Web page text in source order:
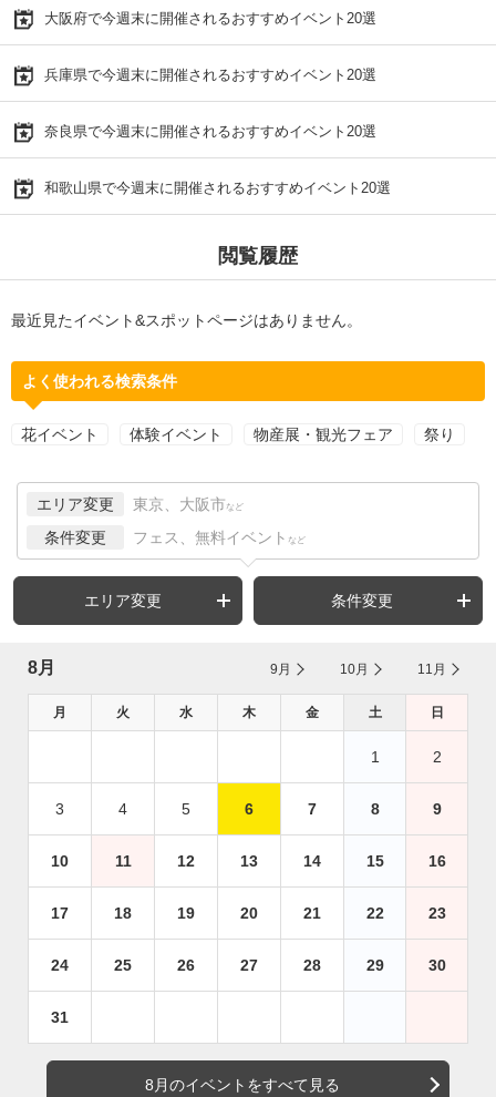
大阪府で今週末に開催されるおすすめイベント20選
兵庫県で今週末に開催されるおすすめイベント20選
奈良県で今週末に開催されるおすすめイベント20選
和歌山県で今週末に開催されるおすすめイベント20選
閲覧履歴
最近見たイベント&スポットページはありません。
よく使われる検索条件
花イベント 体験イベント 物産展・観光フェア 祭り
エリア変更 東京、大阪市 など
条件変更 フェス、無料イベント など
エリア変更 条件変更
8月 9月 10月 11月
月 火 水 木 金 土 日
1 2
3 4 5 6 7 8 9
10 11 12 13 14 15 16
17 18 19 20 21 22 23
24 25 26 27 28 29 30
31
8月のイベントをすべて見る